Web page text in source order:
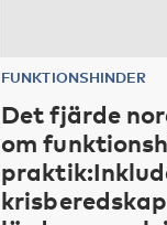
FUNKTIONSHINDER
Det fjärde
om